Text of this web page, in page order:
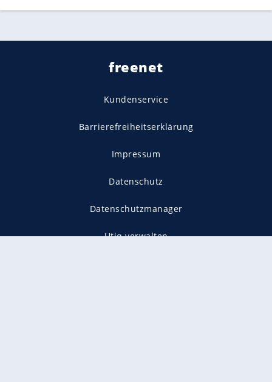
freenet
Kundenservice
Barrierefreiheitserklärung
Impressum
Datenschutz
Datenschutzmanager
Utiq verwalten